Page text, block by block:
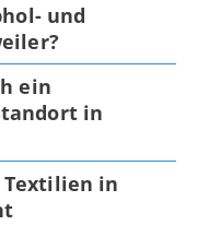
und
ein
in
in